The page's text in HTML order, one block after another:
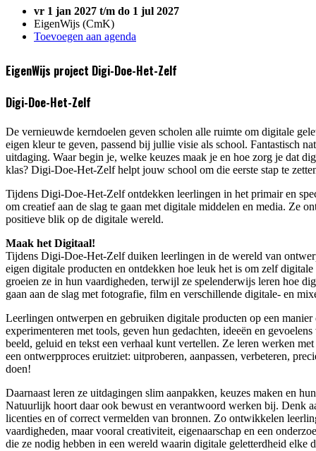
vr 1 jan 2027 t/m do 1 jul 2027
EigenWijs (CmK)
Toevoegen aan agenda
EigenWijs project Digi-Doe-Het-Zelf
Digi-Doe-Het-Zelf
De vernieuwde kerndoelen geven scholen alle ruimte om digitale
eigen kleur te geven, passend bij jullie visie als school. Fantastisch
uitdaging. Waar begin je, welke keuzes maak je en hoe zorg je dat
klas? Digi-Doe-Het-Zelf helpt jouw school om die eerste stap te
Tijdens Digi-Doe-Het-Zelf ontdekken leerlingen in het primair en
om creatief aan de slag te gaan met digitale middelen en media. Ze
positieve blik op de digitale wereld.
Maak het Digitaal!
Tijdens Digi-Doe-Het-Zelf duiken leerlingen in de wereld van
eigen digitale producten en ontdekken hoe leuk het is om zelf
groeien ze in hun vaardigheden, terwijl ze spelenderwijs leren hoe
gaan aan de slag met fotografie, film en verschillende digitale- en
Leerlingen ontwerpen en gebruiken digitale producten op een
experimenteren met tools, geven hun gedachten, ideeën en
beeld, geluid en tekst een verhaal kunt vertellen. Ze leren werken
een ontwerpproces eruitziet: uitproberen, aanpassen, verbeteren,
doen!
Daarnaast leren ze uitdagingen slim aanpakken, keuzes maken en
Natuurlijk hoort daar ook bewust en verantwoord werken bij. Denk
licenties en of correct vermelden van bronnen. Zo ontwikkelen
vaardigheden, maar vooral creativiteit, eigenaarschap en een
die ze nodig hebben in een wereld waarin digitale geletterdheid elke